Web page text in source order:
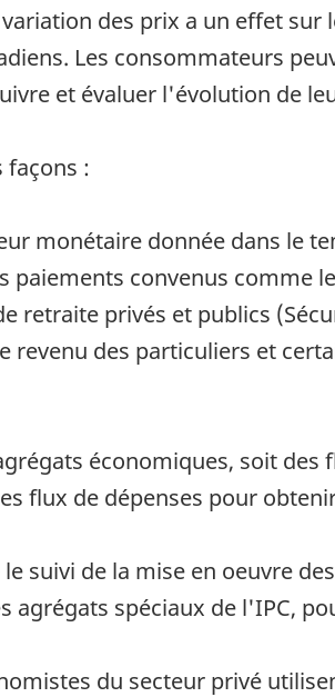
des prix a un effet
Les consommateurs
et évaluer l'évolution de
façons :
monétaire donnée dans le
paiements convenus comme
retraite privés et publics
revenu des particuliers et
économiques, soit
flux de dépenses pour
suivi de la mise en oeuvre
agrégats spéciaux de l'IPC,
du secteur privé